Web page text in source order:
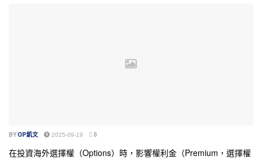
BYOP凱文 2025-09-19 0
在投資海外選擇權（Options）時，影響權利金（Premium，選擇權